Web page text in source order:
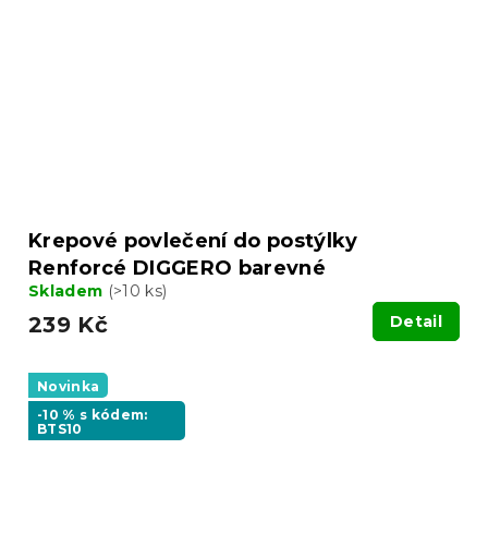
Krepové povlečení do postýlky
Renforcé DIGGERO barevné
Skladem (>10 ks)
239 Kč Detail
Novinka
-10 % s kódem:
BTS10